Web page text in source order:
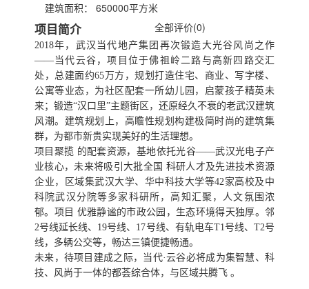
建筑面积：
650000平方米
项目简介
2018年，武汉当代地产集团再次锻造大光谷风尚之作
——当代云谷，项目位于佛祖岭二路与高新四路交汇
处，总建面约65万方，规划打造住宅、商业、写字楼、
公寓等业态，为社区配套一所幼儿园，启蒙孩子精英未
来；锻造“汉口里”主题街区，还原经久不衰的老武汉建筑
风潮。建筑规划上，高瞻性规划构建极简时尚的建筑集
群，为都市新贵实现美好的生活理想。
项目聚揽 的配套资源，基地依托光谷——武汉光电子产
业核心，未来将吸引大批全国 科研人才及先进技术资源
企业，区域集武汉大学、华中科技大学等42家高校及中
科院武汉分院等多家科研所，高知汇聚，人文氛围浓
郁。项目 优雅静谧的市政公园，生态环境得天独厚。邻
2号线延长线、19号线、17号线、有轨电车T1号线、T2号
线，多辆公交等，畅达三镇便捷畅通。
未来，待项目建成之际，当代·云谷必将成为集智慧、科
技、风尚于一体的都荟综合体，与区域共腾飞 。
全部评价(0)